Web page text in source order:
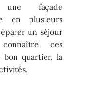
façade
en plusieurs
un séjour
ces
quartier, la